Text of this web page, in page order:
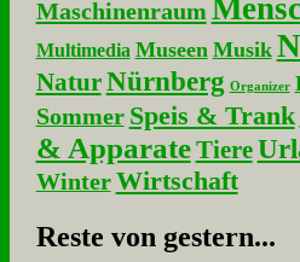
Maschinenraum
Multimedia Museen Musik
NaturNürnberg Organizer
Sommer Speis & Trank
& Apparate Tiere
Winter Wirtschaft
Re­ste von ge­stern...